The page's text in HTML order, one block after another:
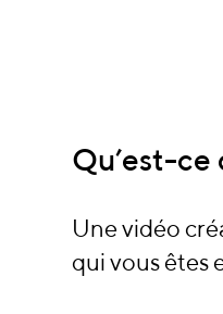
Qu’est-ce
Une vidéo
qui vous êtes